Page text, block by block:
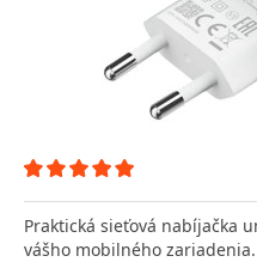
Praktická sieťová nabíjačka
vášho mobilného zariadenia.